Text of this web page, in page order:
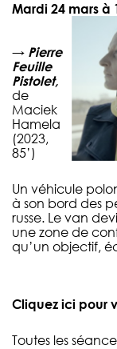
Mardi 24 mars à
→ Pierre
Feuille
Pistolet,
de
Maciek
Hamela
(2023,
85’)
Un véhicule
à son bord des
russe. Le van
une zone de
qu’un objectif,
Cliquez ici pour
Toutes les